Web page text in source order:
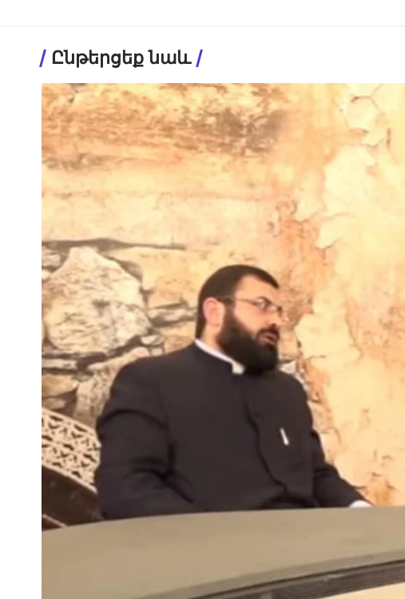
Ընթերցեք նաև